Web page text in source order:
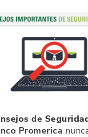
de
Promerica